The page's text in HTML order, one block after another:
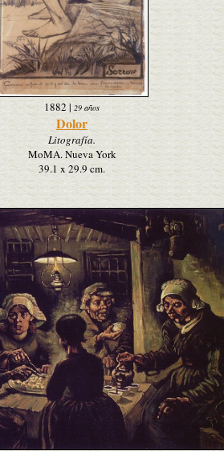
1882 | 29 años
Dolor
Litografía.
MoMA. Nueva York
39.1 x 29.9 cm.